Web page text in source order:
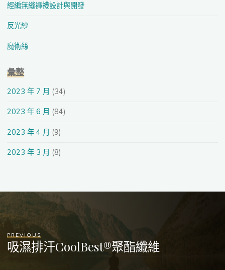
經編無縫褲襪設計與開發
反光紗
魔術絲
彙整
2023 年 7 月 (34)
2023 年 6 月 (84)
2023 年 4 月 (9)
2023 年 3 月 (8)
PREVIOUS
吸濕排汗CoolBest®聚酯纖維